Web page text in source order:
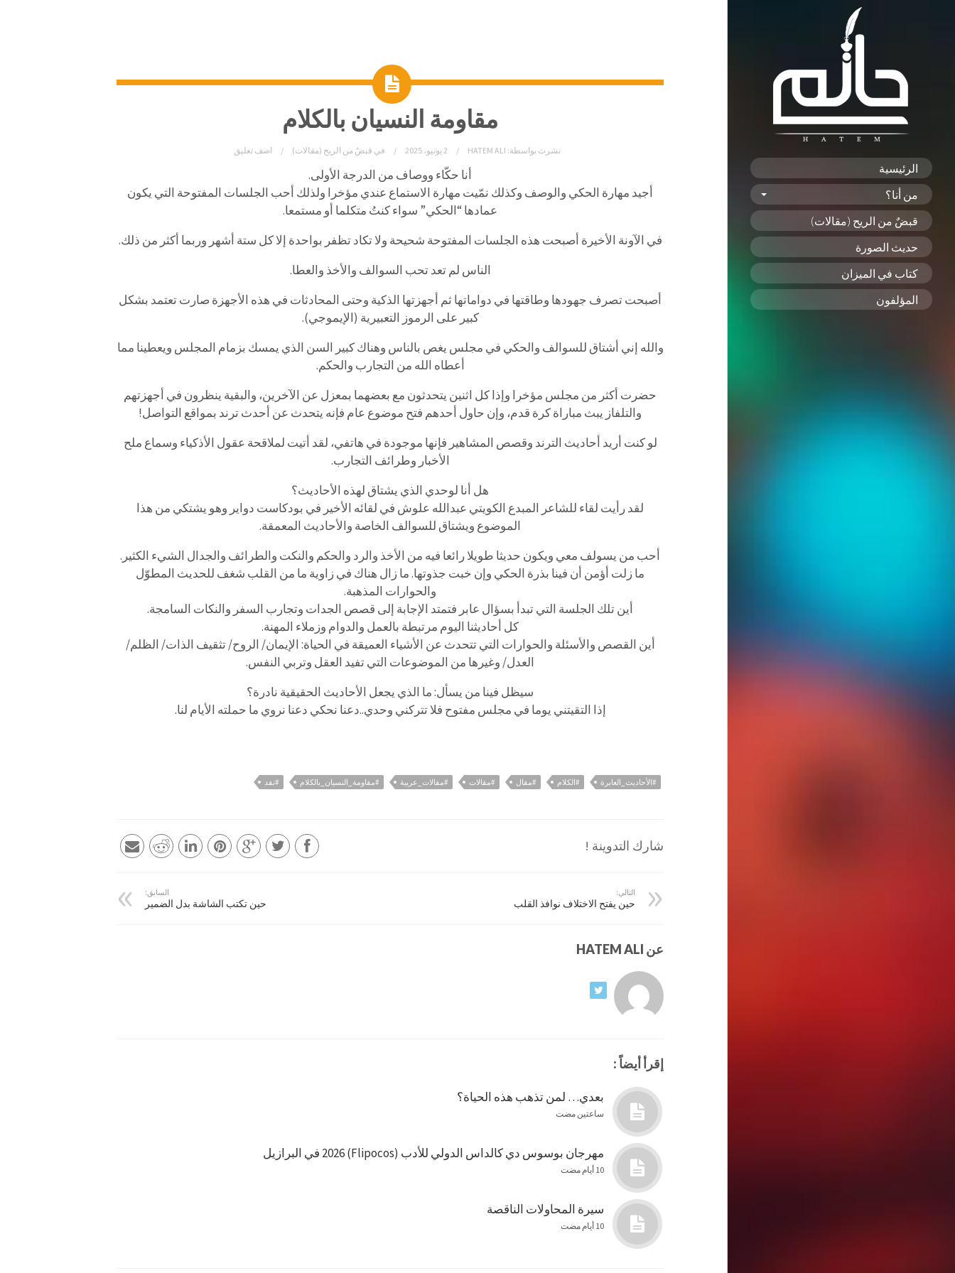
الرئيسية
من أنا؟
قبضٌ من الريح (مقالات)
حديث الصورة
كتاب في الميزان
المؤلفون
مقاومة النسيان بالكلام
نشرت بواسطة: HATEM ALI 2 يونيو، 2025 في قبضٌ من الريح (مقالات) اضف تعليق
أنا حكّاء ووصاف من الدرجة الأولى.
أجيد مهارة الحكي والوصف وكذلك نمّيت مهارة الاستماع عندي مؤخرا ولذلك أحب الجلسات المفتوحة التي يكون
عمادها “الحكي” سواء كنتُ متكلما أو مستمعا.
في الآونة الأخيرة أصبحت هذه الجلسات المفتوحة شحيحة ولا تكاد تظفر بواحدة إلا كل ستة أشهر وربما أكثر من ذلك.
الناس لم تعد تحب السوالف والأخذ والعطا.
أصبحت تصرف جهودها وطاقتها في دواماتها ثم أجهزتها الذكية وحتى المحادثات في هذه الأجهزة صارت تعتمد بشكل
كبير على الرموز التعبيرية (الإيموجي).
والله إني أشتاق للسوالف والحكي في مجلس يغص بالناس وهناك كبير السن الذي يمسك بزمام المجلس ويعطينا مما
أعطاه الله من التجارب والحكم.
حضرت أكثر من مجلس مؤخرا وإذا كل اثنين يتحدثون مع بعضهما بمعزل عن الآخرين، والبقية ينظرون في أجهزتهم
والتلفاز يبث مباراة كرة قدم، وإن حاول أحدهم فتح موضوع عام فإنه يتحدث عن أحدث ترند بمواقع التواصل!
لو كنت أريد أحاديث الترند وقصص المشاهير فإنها موجودة في هاتفي، لقد أتيت لملاقحة عقول الأذكياء وسماع ملح
الأخبار وطرائف التجارب.
هل أنا لوحدي الذي يشتاق لهذه الأحاديث؟
لقد رأيت لقاء للشاعر المبدع الكويتي عبدالله علوش في لقائه الأخير في بودكاست دواير وهو يشتكي من هذا
الموضوع ويشتاق للسوالف الخاصة والأحاديث المعمقة.
أحب من يسولف معي ويكون حديثا طويلا رائعا فيه من الأخذ والرد والحكم والنكت والطرائف والجدال الشيء الكثير.
ما زلت أؤمن أن فينا بذرة الحكي وإن خبت جذوتها. ما زال هناك في زاوية ما من القلب شغف للحديث المطوّل
والحوارات المذهبة.
أين تلك الجلسة التي تبدأ بسؤال عابر فتمتد الإجابة إلى قصص الجدات وتجارب السفر والنكات السامجة.
كل أحاديثنا اليوم مرتبطة بالعمل والدوام وزملاء المهنة.
أين القصص والأسئلة والحوارات التي تتحدث عن الأشياء العميقة في الحياة: الإيمان/ الروح/ تثقيف الذات/ الظلم/
العدل/ وغيرها من الموضوعات التي تفيد العقل وتربي النفس.
سيظل فينا من يسأل: ما الذي يجعل الأحاديث الحقيقية نادرة؟
إذا التقيتني يوما في مجلس مفتوح فلا تتركني وحدي..دعنا نحكي دعنا نروي ما حملته الأيام لنا.
#الأحاديث_العابرة #الكلام #مقال #مقالات #مقالات_عربية #مقاومة_النسيان_بالكلام #نقد
شارك التدوينة !
السابق:
حين تكتب الشاشة بدل الضمير
التالي:
حين يفتح الاختلاف نوافذ القلب
عن HATEM ALI
إقرأ أيضاً :
بعدي… لمن تذهب هذه الحياة؟
ساعتين مضت
مهرجان بوسوس دي كالداس الدولي للأدب (Flipocos) 2026 في البرازيل
10 أيام مضت
سيرة المحاولات الناقصة
10 أيام مضت